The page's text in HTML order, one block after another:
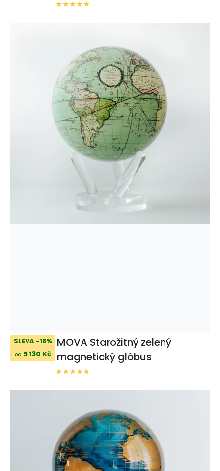
SLEVA -18%
od 5 130 Kč
MOVA Starožitný zelený
magnetický glóbus